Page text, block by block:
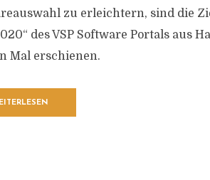
zu erleichtern, sind die
des VSP Software Portals aus
Mal erschienen.